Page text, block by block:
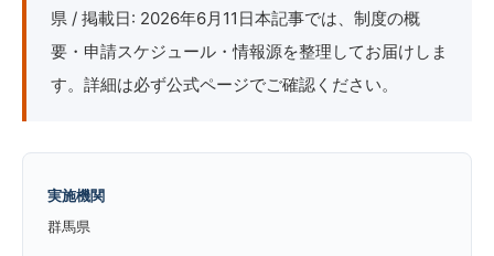
県 / 掲載日: 2026年6月11日本記事では、制度の概
要・申請スケジュール・情報源を整理してお届けしま
す。詳細は必ず公式ページでご確認ください。
実施機関
群馬県